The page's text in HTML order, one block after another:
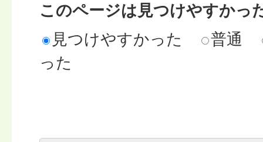
このページは見つけやすかっ
見つけやすかった
普通
った